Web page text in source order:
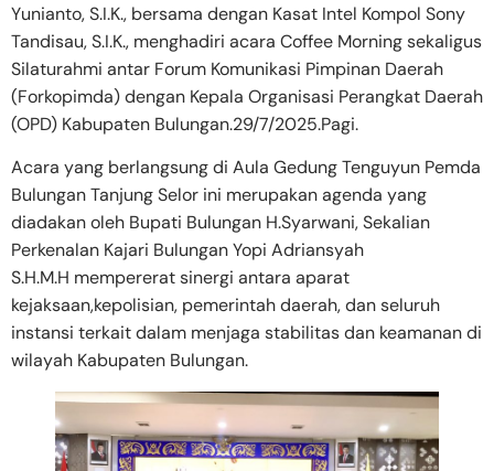
Yunianto, S.I.K., bersama dengan Kasat Intel Kompol Sony
Tandisau, S.I.K., menghadiri acara Coffee Morning sekaligus
Silaturahmi antar Forum Komunikasi Pimpinan Daerah
(Forkopimda) dengan Kepala Organisasi Perangkat Daerah
(OPD) Kabupaten Bulungan.29/7/2025.Pagi.
Acara yang berlangsung di Aula Gedung Tenguyun Pemda
Bulungan Tanjung Selor ini merupakan agenda yang
diadakan oleh Bupati Bulungan H.Syarwani, Sekalian
Perkenalan Kajari Bulungan Yopi Adriansyah
S.H.M.H mempererat sinergi antara aparat
kejaksaan,kepolisian, pemerintah daerah, dan seluruh
instansi terkait dalam menjaga stabilitas dan keamanan di
wilayah Kabupaten Bulungan.